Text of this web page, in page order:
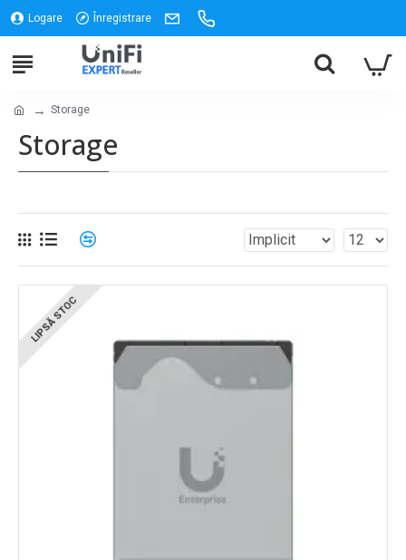
Logare Înregistrare
Storage
Storage
LIPSĂ STOC